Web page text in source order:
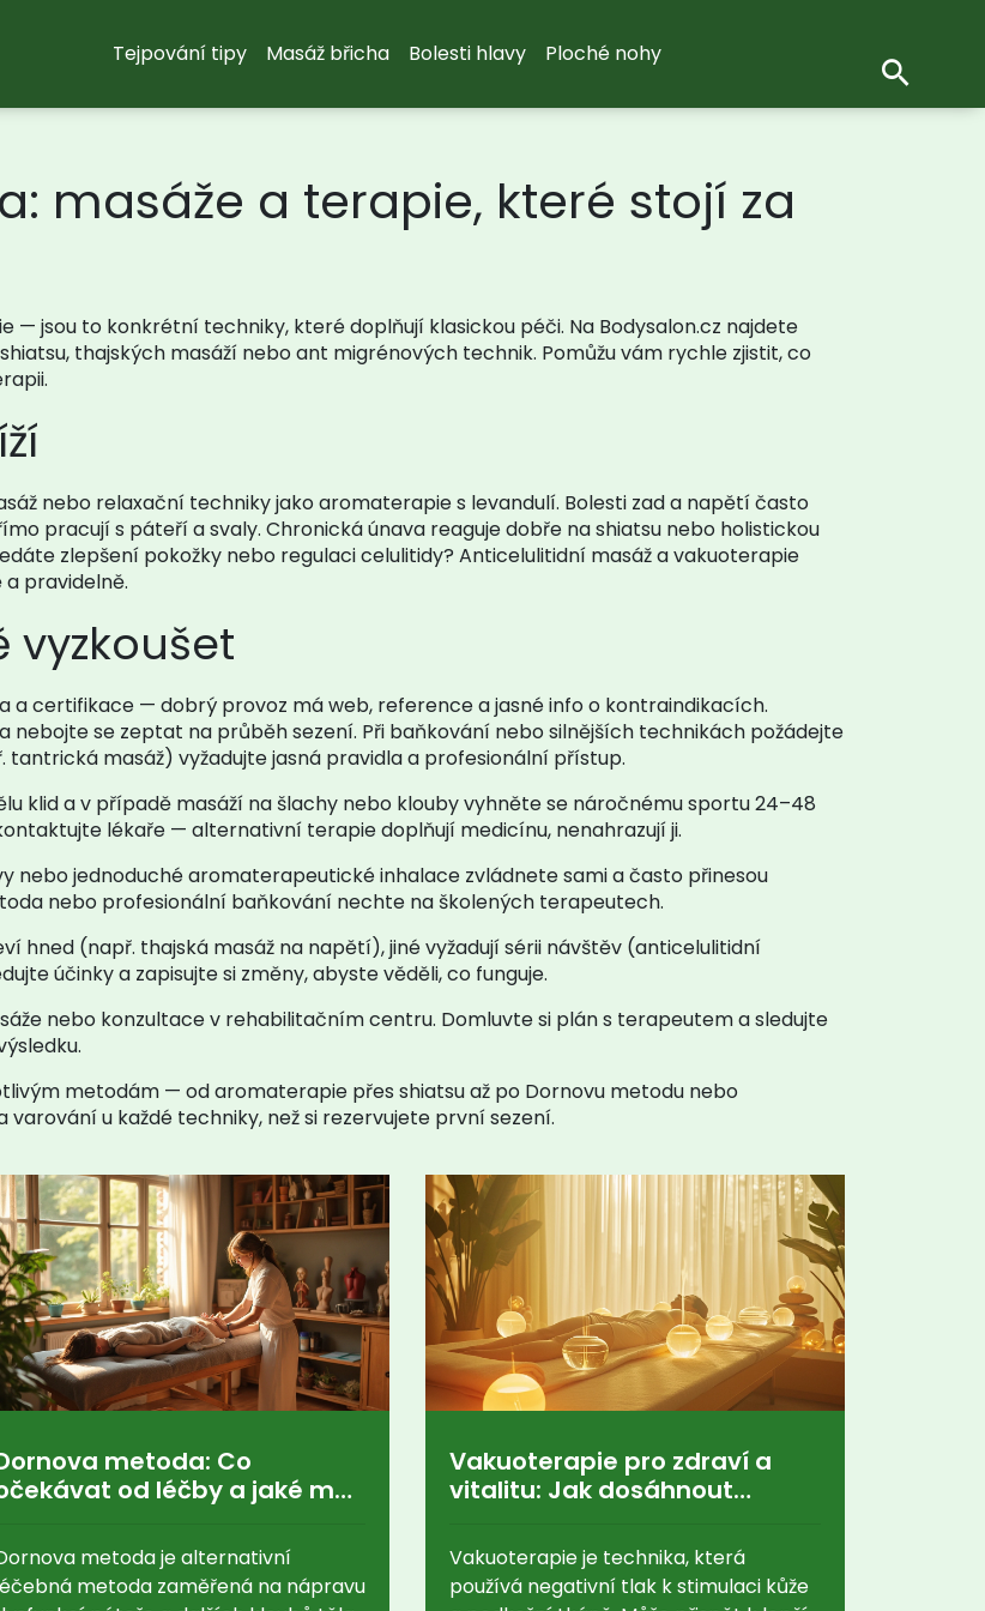
Tejpování tipy Masáž břicha Bolesti hlavy Ploché nohy
masáže a terapie, které stojí za
jsou to konkrétní techniky, které doplňují klasickou péči. Na Bodysalon.cz najdete
thajských masáží nebo ant migrénových technik. Pomůžu vám rychle zjistit, co
nebo relaxační techniky jako aromaterapie s levandulí. Bolesti zad a napětí často
pracují s páteří a svaly. Chronická únava reaguje dobře na shiatsu nebo holistickou
zlepšení pokožky nebo regulaci celulitidy? Anticelulitidní masáž a vakuoterapie
pravidelně.
vyzkoušet
a certifikace — dobrý provoz má web, reference a jasné info o kontraindikacích.
nebojte se zeptat na průběh sezení. Při baňkování nebo silnějších technikách požádejte
masáž) vyžadujte jasná pravidla a profesionální přístup.
klid a v případě masáží na šlachy nebo klouby vyhněte se náročnému sportu 24–48
lékaře — alternativní terapie doplňují medicínu, nenahrazují ji.
nebo jednoduché aromaterapeutické inhalace zvládnete sami a často přinesou
nebo profesionální baňkování nechte na školených terapeutech.
hned (např. thajská masáž na napětí), jiné vyžadují sérii návštěv (anticelulitidní
účinky a zapisujte si změny, abyste věděli, co funguje.
nebo konzultace v rehabilitačním centru. Domluvte si plán s terapeutem a sledujte
metodám — od aromaterapie přes shiatsu až po Dornovu metodu nebo
u každé techniky, než si rezervujete první sezení.
metoda: Co
od léčby a jaké má
metoda je alternativní
metoda zaměřená na nápravu
Vakuoterapie pro zdraví a
vitalitu: Jak dosáhnout
Vakuoterapie je technika, která
používá negativní tlak k stimulaci kůže